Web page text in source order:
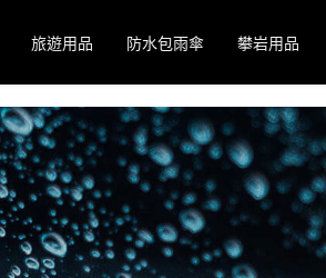
旅遊用品 防水包雨傘 攀岩用品